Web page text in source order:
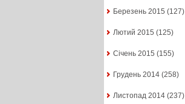
Березень 2015 (127)
Лютий 2015 (125)
Січень 2015 (155)
Грудень 2014(258)
Листопад 2014(237)